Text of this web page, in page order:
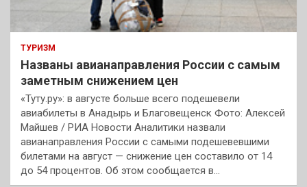
ТУРИЗМ
Названы авианаправления России с самым
заметным снижением цен
«Туту.ру»: в августе больше всего подешевели
авиабилеты в Анадырь и Благовещенск Фото: Алексей
Майшев / РИА Новости Аналитики назвали
авианаправления России с самыми подешевевшими
билетами на август — снижение цен составило от 14
до 54 процентов. Об этом сообщается в…